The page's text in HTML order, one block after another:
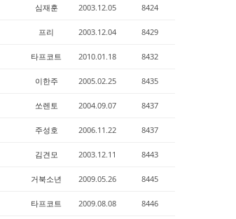
심재훈 2003.12.05 8424
프리 2003.12.04 8429
타프코트 2010.01.18 8432
이한주 2005.02.25 8435
쏘렌토 2004.09.07 8437
주성호 2006.11.22 8437
김견모 2003.12.11 8443
거북소년 2009.05.26 8445
타프코트 2009.08.08 8446